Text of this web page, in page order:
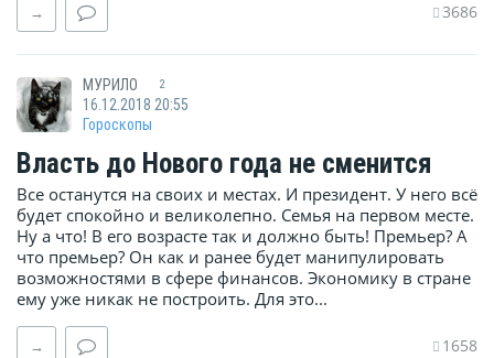
→ 3686
МУРИЛО 2
16.12.2018 20:55
Гороскопы
Власть до Нового года не сменится
Все останутся на своих и местах. И президент. У него всё
будет спокойно и великолепно. Семья на первом месте.
Ну а что! В его возрасте так и должно быть! Премьер? А
что премьер? Он как и ранее будет манипулировать
возможностями в сфере финансов. Экономику в стране
ему уже никак не построить. Для это...
→ 1658